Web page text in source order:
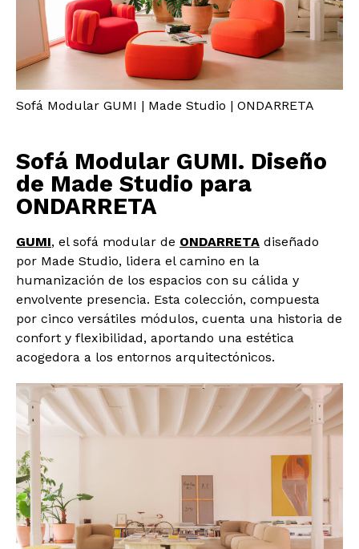
Sofá Modular GUMI | Made Studio | ONDARRETA
Sofá Modular GUMI. Diseño
de Made Studio para
ONDARRETA
GUMI, el sofá modular de ONDARRETA diseñado
por Made Studio, lidera el camino en la
humanización de los espacios con su cálida y
envolvente presencia. Esta colección, compuesta
por cinco versátiles módulos, cuenta una historia de
confort y flexibilidad, aportando una estética
acogedora a los entornos arquitectónicos.